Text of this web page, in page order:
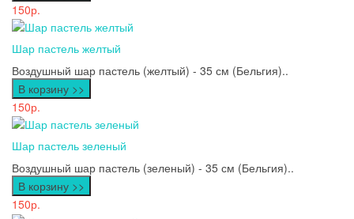
150р.
Шар пастель желтый
Воздушный шар пастель (желтый) - 35 см (Бельгия)..
В корзину >>
150р.
Шар пастель зеленый
Воздушный шар пастель (зеленый) - 35 см (Бельгия)..
В корзину >>
150р.